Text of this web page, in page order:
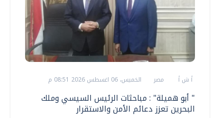
أ ش أ مصر الخميس، 06 اغسطس 2026 08:51 م
" أبو هميلة" : مباحثات الرئيس السيسي وملك
البحرين تعزز دعائم الأمن والاستقرار